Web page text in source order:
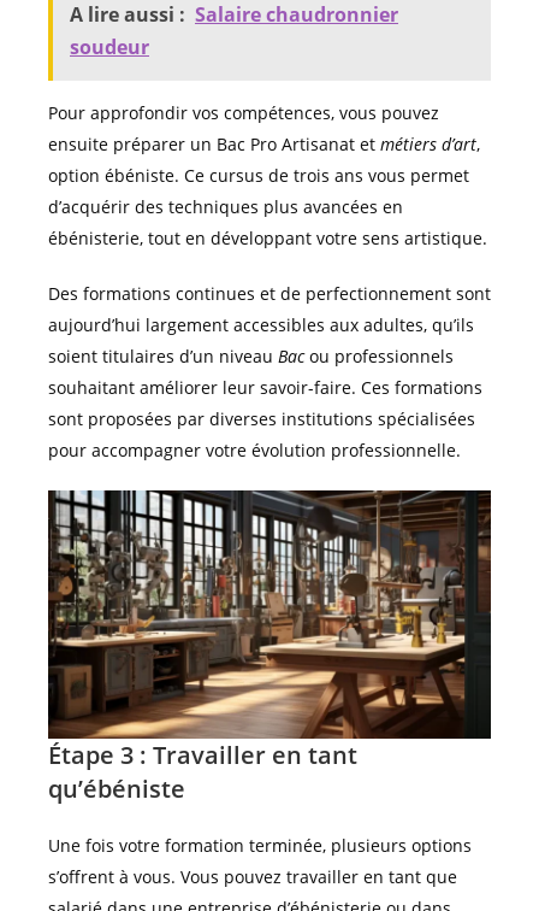
A lire aussi : Salaire chaudronnier
soudeur
Pour approfondir vos compétences, vous pouvez
ensuite préparer un Bac Pro Artisanat et métiers d’art,
option ébéniste. Ce cursus de trois ans vous permet
d’acquérir des techniques plus avancées en
ébénisterie, tout en développant votre sens artistique.
Des formations continues et de perfectionnement sont
aujourd’hui largement accessibles aux adultes, qu’ils
soient titulaires d’un niveau Bacou professionnels
souhaitant améliorer leur savoir-faire. Ces formations
sont proposées par diverses institutions spécialisées
pour accompagner votre évolution professionnelle.
Étape 3 : Travailler en tant
qu’ébéniste
Une fois votre formation terminée, plusieurs options
s’offrent à vous. Vous pouvez travailler en tant que